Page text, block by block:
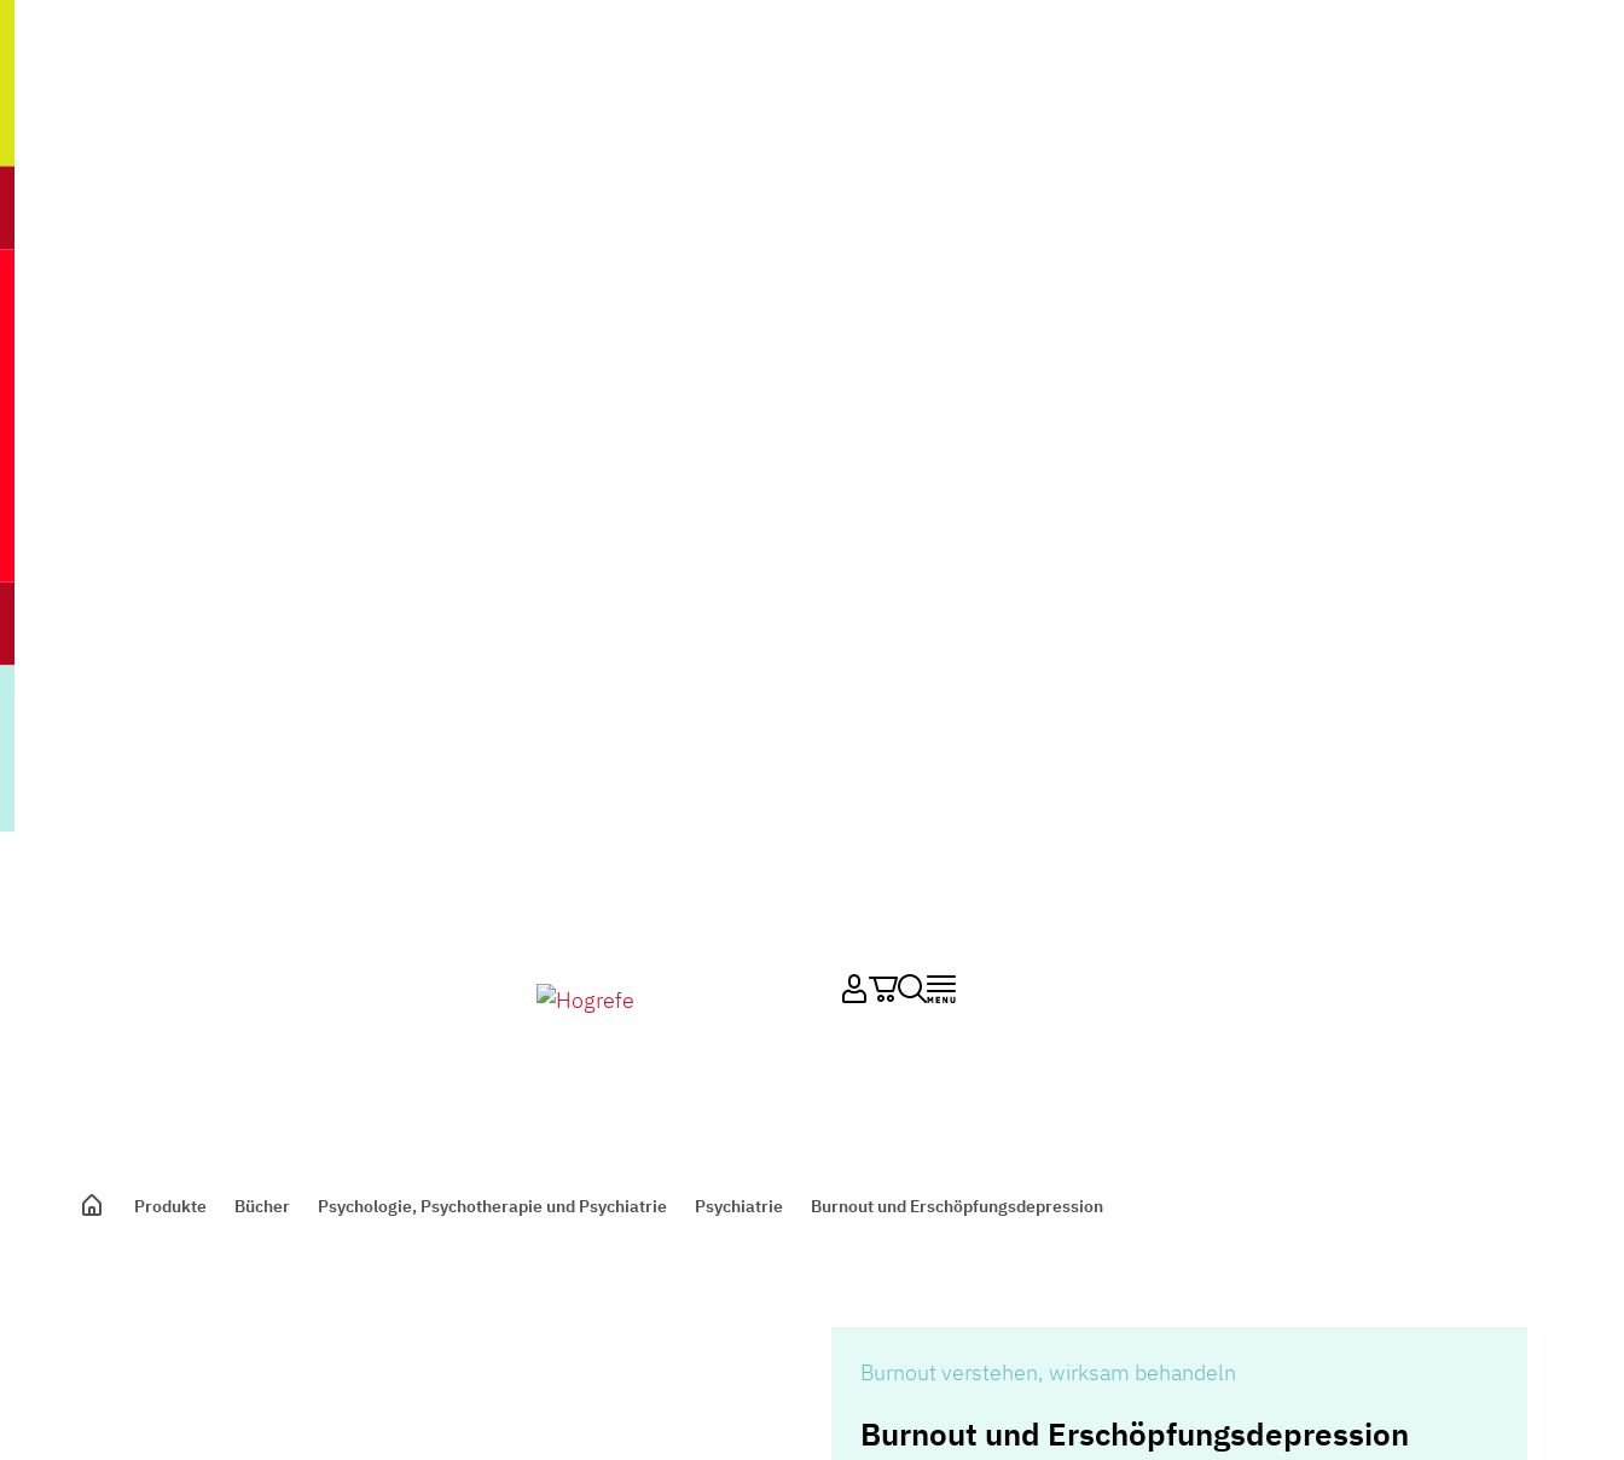
Produkte Bücher Psychologie, Psychotherapie und Psychiatrie Psychiatrie Burnout und Erschöpfungsdepression
Burnout verstehen, wirksam behandeln
Burnout und Erschöpfungsdepression